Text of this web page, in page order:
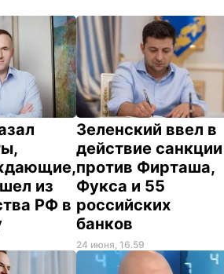
из
РФ в
Зеленский ввел в
действие санкции
против Фирташа,
Фукса и 55
российских
банков
24 июня, 16.59